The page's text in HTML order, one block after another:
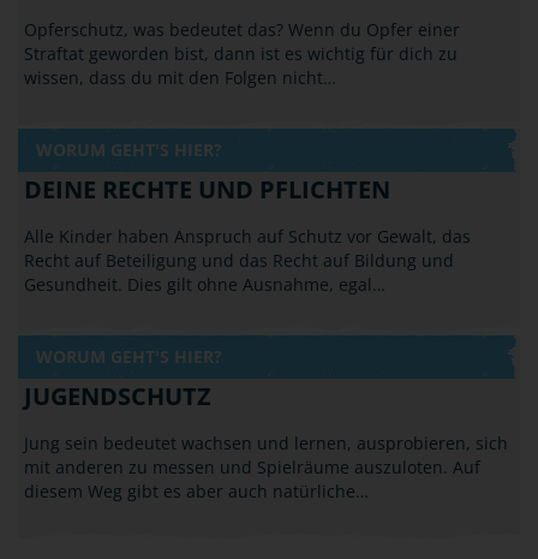
Opferschutz, was bedeutet das? Wenn du Opfer einer
Straftat geworden bist, dann ist es wichtig für dich zu
wissen, dass du mit den Folgen nicht…
WORUM GEHT'S HIER?
DEINE RECHTE UND PFLICHTEN
Alle Kinder haben Anspruch auf Schutz vor Gewalt, das
Recht auf Beteiligung und das Recht auf Bildung und
Gesundheit. Dies gilt ohne Ausnahme, egal…
WORUM GEHT'S HIER?
JUGENDSCHUTZ
Jung sein bedeutet wachsen und lernen, ausprobieren, sich
mit anderen zu messen und Spielräume auszuloten. Auf
diesem Weg gibt es aber auch natürliche…